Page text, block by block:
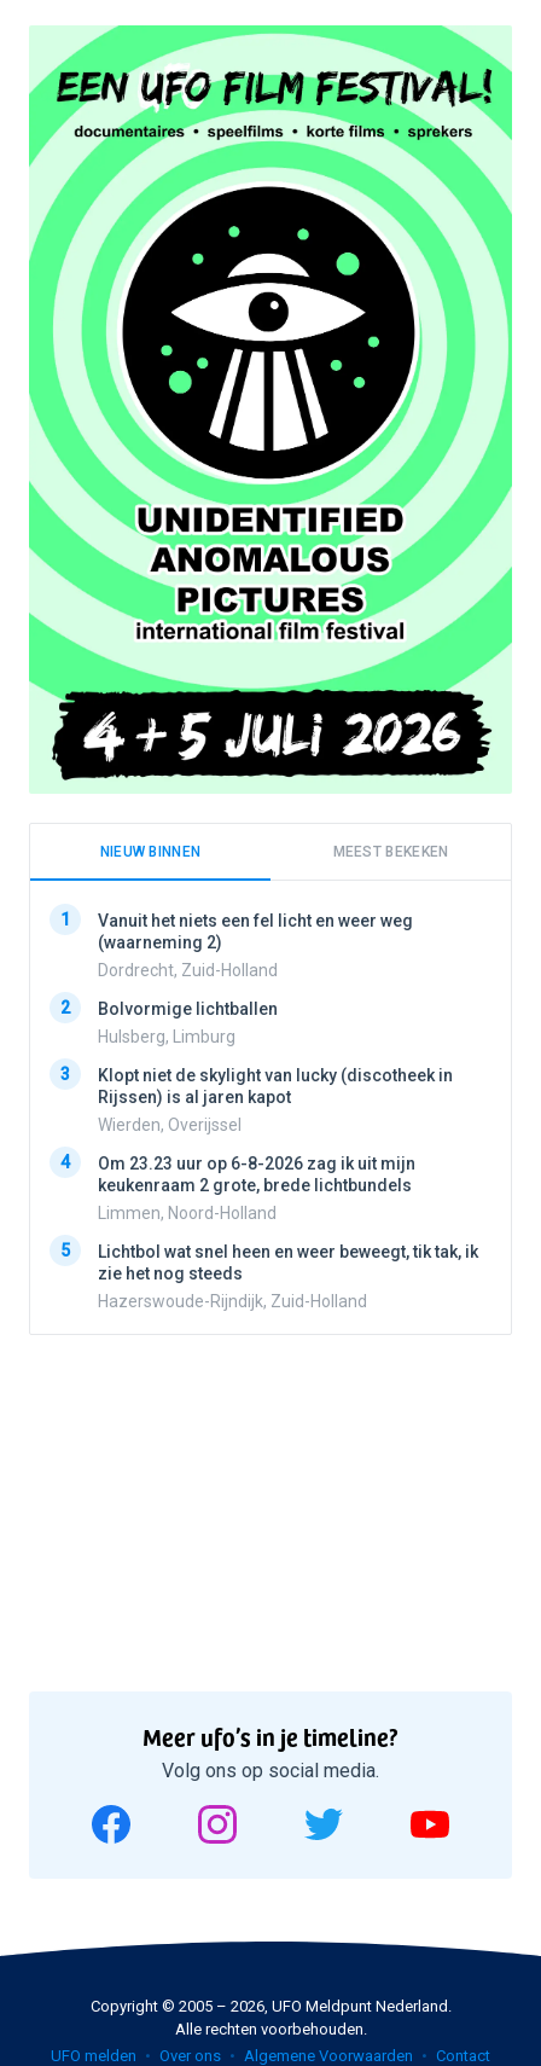
NIEUW BINNEN MEEST BEKEKEN
1
Vanuit het niets een fel licht en weer weg
(waarneming 2)
Dordrecht, Zuid-Holland
2
Bolvormige lichtballen
Hulsberg, Limburg
3
Klopt niet de skylight van lucky (discotheek in
Rijssen) is al jaren kapot
Wierden, Overijssel
4
Om 23.23 uur op 6-8-2026 zag ik uit mijn
keukenraam 2 grote, brede lichtbundels
Limmen, Noord-Holland
5
Lichtbol wat snel heen en weer beweegt, tik tak, ik
zie het nog steeds
Hazerswoude-Rijndijk, Zuid-Holland
Meer ufo’s in je timeline?
Volg ons op social media.
Copyright © 2005 – 2026, UFO Meldpunt Nederland.
Alle rechten voorbehouden.
UFO melden
Over ons Algemene Voorwaarden Contact